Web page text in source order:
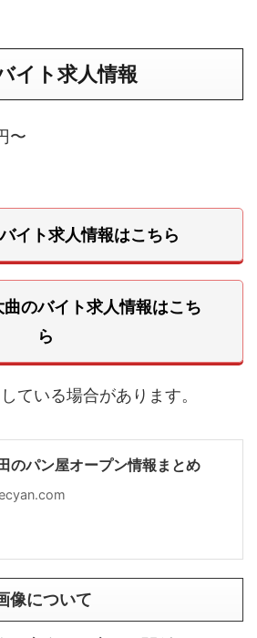
イト求人情報
〜
イト求人情報はこちら
のバイト求人情報はこち
ら
ている場合があります。
のパン屋オープン情報まとめ
像について